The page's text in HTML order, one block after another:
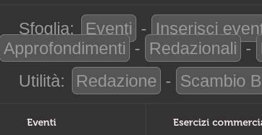
Sfoglia: Eventi - Inserisci
Approfondimenti - Redazionali -
Utilità:
Redazione - Scambio
Eventi Esercizi